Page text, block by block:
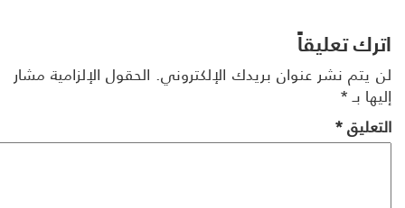
تعليقاً
يتم نشر عنوان بريدك الإلكتروني. الحقول الإلزامية مشار
بـ*
*